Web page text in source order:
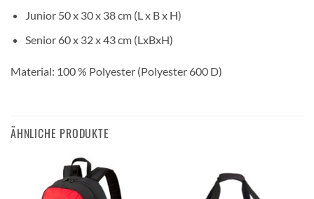
Junior 50 x 30 x 38 cm (L x B x H)
Senior 60 x 32 x 43 cm (LxBxH)
Material: 100 % Polyester (Polyester 600 D)
ÄHNLICHE PRODUKTE